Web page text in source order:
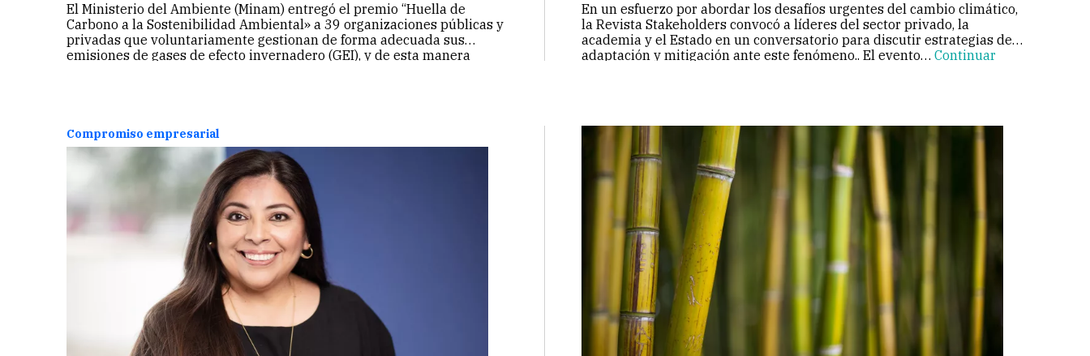
El Ministerio del Ambiente (Minam) entregó el premio “Huella de
Carbono a la Sostenibilidad Ambiental» a 39 organizaciones públicas y
privadas que voluntariamente gestionan de forma adecuada sus
emisiones de gases de efecto invernadero (GEI), y de esta manera
En un esfuerzo por abordar los desafíos urgentes del cambio climático,
la Revista Stakeholders convocó a líderes del sector privado, la
academia y el Estado en un conversatorio para discutir estrategias de
adaptación y mitigación ante este fenómeno.. El evento… Continuar
Compromiso empresarial